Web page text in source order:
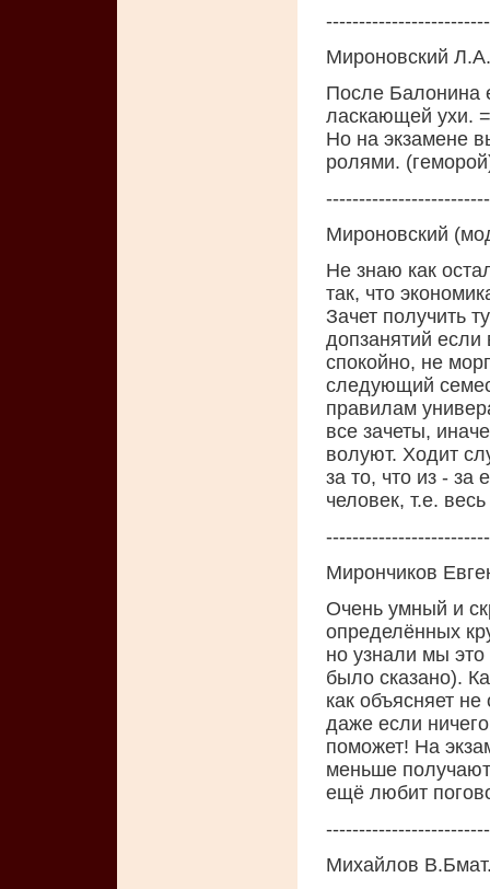
Мироновский
После Балонина
ласкающей ухи.
Но на экзамене
ролями.
Мироновский
Не знаю как
так, что
Зачет получить
допзанятий
спокойно, не
следующий
правилам
все зачеты,
волуют. Ходит
за то, что из - за
человек, т.е.
Мирончиков
Очень умный и
определённых
но узнали мы это
было сказано).
как объясняет
даже если
поможет! На
меньше
ещё любит
Михайлов